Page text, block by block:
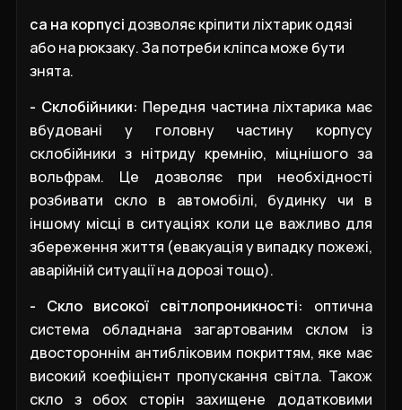
cа на корпусі дозволяє кріпити ліхтарик одязі
або на рюкзаку. За потреби кліпса може бути
знята.
- Склобійники: Передня частина ліхтарика має
вбудовані у головну частину корпусу
склобійники з нітриду кремнію, міцнішого за
вольфрам. Це дозволяє при необхідності
розбивати скло в автомобілі, будинку чи в
іншому місці в ситуаціях коли це важливо для
збереження життя (евакуація у випадку пожежі,
аварійній ситуації на дорозі тощо).
- Скло високої світлопроникності: оптична
система обладнана загартованим склом із
двостороннім антибліковим покриттям, яке має
високий коефіцієнт пропускання світла. Також
скло з обох сторін захищене додатковими